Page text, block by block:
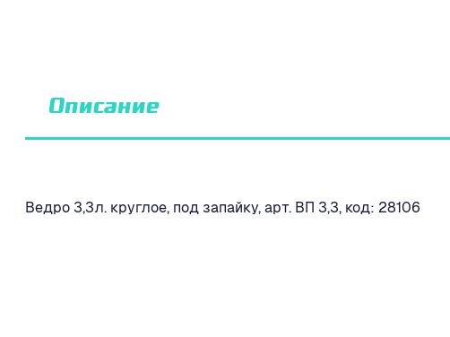
Описание
Ведро 3,3л. круглое, под запайку, арт. ВП 3,3, код: 28106